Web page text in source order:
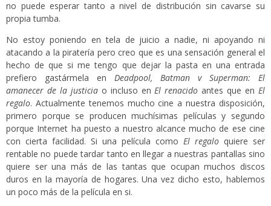
no puede esperar tanto a nivel de distribución sin cavarse su
propia tumba.
No estoy poniendo en tela de juicio a nadie, ni apoyando ni
atacando a la piratería pero creo que es una sensación general el
hecho de que si me tengo que dejar la pasta en una entrada
prefiero gastármela en Deadpool, Batman v Superman: El
amanecer de la justiciao incluso en El renacido antes que en El
regalo. Actualmente tenemos mucho cine a nuestra disposición,
primero porque se producen muchísimas películas y segundo
porque Internet ha puesto a nuestro alcance mucho de ese cine
con cierta facilidad. Si una película como El regalo quiere ser
rentable no puede tardar tanto en llegar a nuestras pantallas sino
quiere ser una más de las tantas que ocupan muchos discos
duros en la mayoría de hogares. Una vez dicho esto, hablemos
un poco más de la película en si.